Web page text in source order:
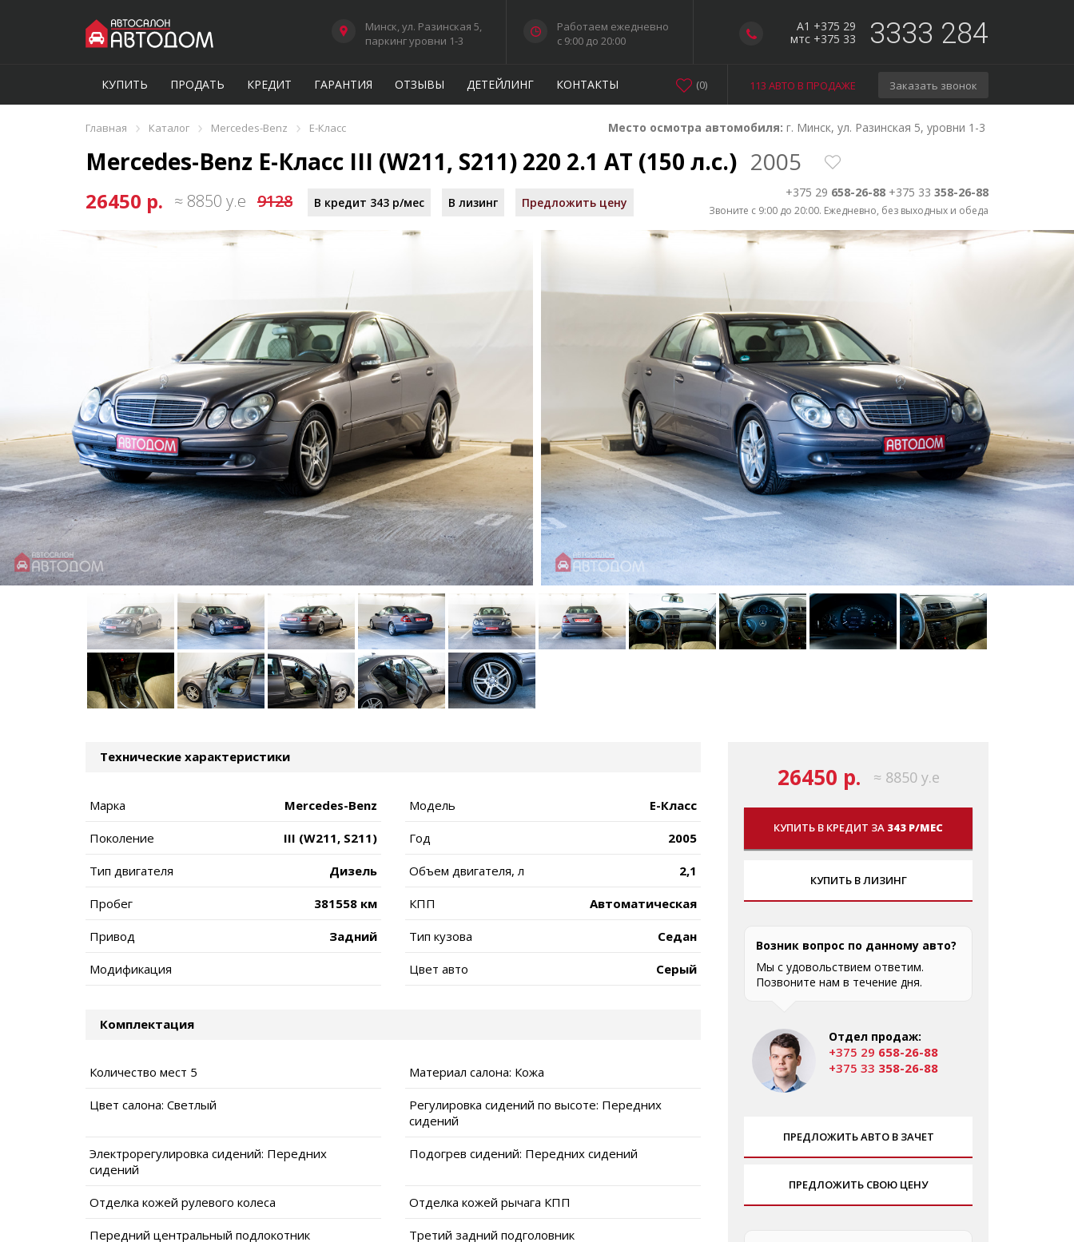
A1 +375 29
мтс +375 33
3333 284
Минск, ул. Разинская 5,
паркинг уровни 1-3
Работаем ежедневно
c 9:00 до 20:00
КУПИТЬ ПРОДАТЬ КРЕДИТ ГАРАНТИЯ ОТЗЫВЫ ДЕТЕЙЛИНГ КОНТАКТЫ 113 АВТО В ПРОДАЖЕ Заказать звонок
(0)
Главная › Каталог › Mercedes-Benz › E-Класс Место осмотра автомобиля: г. Минск, ул. Разинская 5, уровни 1-3
Mercedes-Benz E-Класс III (W211, S211) 220 2.1 AT (150 л.с.) 2005
26450 р. ≈ 8850 у.е 9128 В кредит 343 р/мес В лизинг Предложить цену
+375 29 658-26-88 +375 33 358-26-88
Звоните с 9:00 до 20:00. Ежедневно, без выходных и обеда
Технические характеристики
Марка Mercedes-Benz Модель E-Класс
Поколение III (W211, S211) Год 2005
Тип двигателя Дизель Объем двигателя, л 2,1
Пробег 381558 км КПП Автоматическая
Привод Задний Тип кузова Седан
Модификация Цвет авто Серый
Комплектация
Количество мест 5 Материал салона: Кожа
Цвет салона: Светлый
Регулировка сидений по высоте: Передних
сидений
Электрорегулировка сидений: Передних
сидений
Подогрев сидений: Передних сидений
Отделка кожей рулевого колеса Отделка кожей рычага КПП
Передний центральный подлокотник Третий задний подголовник
26450 р. ≈ 8850 у.е
КУПИТЬ В КРЕДИТ ЗА 343 Р/МЕС
КУПИТЬ В ЛИЗИНГ
Возник вопрос по данному авто?
Мы с удовольствием ответим.
Позвоните нам в течение дня.
Отдел продаж:
+375 29 658-26-88
+375 33 358-26-88
ПРЕДЛОЖИТЬ АВТО В ЗАЧЕТ
ПРЕДЛОЖИТЬ СВОЮ ЦЕНУ